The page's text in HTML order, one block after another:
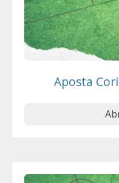
Aposta